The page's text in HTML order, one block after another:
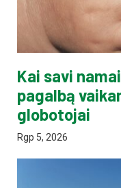
Kai savi
pagalbą
globotojai
Rgp 5, 2026